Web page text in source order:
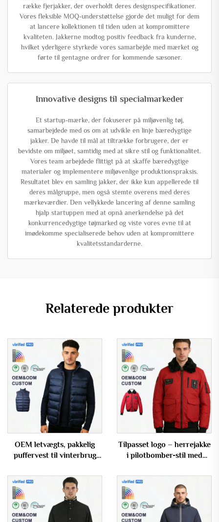
række fjerjakker, der overholdt deres designspecifikationer.
Vores fleksible MOQ-understøttelse gjorde det muligt for dem
at lancere kollektionen til tiden uden at kompromittere
kvaliteten. Jakkerne modtog positiv feedback fra kunderne,
hvilket yderligere styrkede vores samarbejde med mærket og
førte til gentagne ordrer for kommende sæsoner.
Innovative designs til specialmarkeder
Et startup-mærke, der fokuserer på miljøvenlig tøj,
samarbejdede med os om at udvikle en linje bæredygtige
jakker. De havde til mål at tiltrække forbrugere, der er
bevidste om miljøet, samtidig med at sikre stil og funktionalitet.
Vores team arbejdede flittigt på at skaffe bæredygtige
materialer og implementere miljøvenlige produktionspraksis.
Resultatet blev en samling jakker, der ikke kun appellerede til
deres målgruppe, men også stemte overens med deres
mærkeværdier. Den vellykkede lancering af denne samling
hjalp startuppen med at opnå anerkendelse på det
konkurrencedygtige tøjmarked og viste vores evne til at
imødekomme specialiserede behov uden at kompromittere
kvalitetsstandarderne.
Relaterede produkter
OEM letvægts, pakkelig
puffervest til vinterbrug
Tilpasset logo – herrejakke
i pilotbomber-stil med